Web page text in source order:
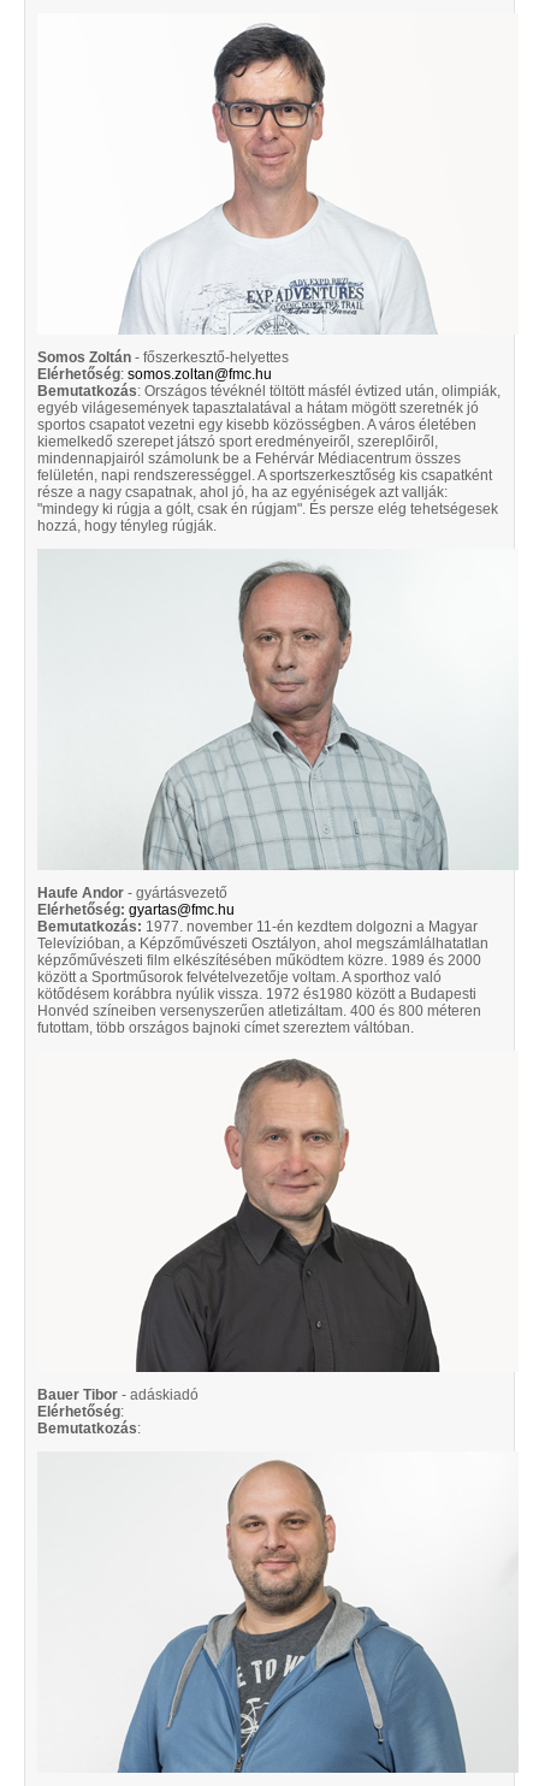
Somos Zoltán - főszerkesztő-helyettes
Elérhetőség: somos.zoltan@fmc.hu
Bemutatkozás: Országos tévéknél töltött másfél évtized után, olimpiák,
egyéb világesemények tapasztalatával a hátam mögött szeretnék jó
sportos csapatot vezetni egy kisebb közösségben. A város életében
kiemelkedő szerepet játszó sport eredményeiről, szereplőiről,
mindennapjairól számolunk be a Fehérvár Médiacentrum összes
felületén, napi rendszerességgel. A sportszerkesztőség kis csapatként
része a nagy csapatnak, ahol jó, ha az egyéniségek azt vallják:
"mindegy ki rúgja a gólt, csak én rúgjam". És persze elég tehetségesek
hozzá, hogy tényleg rúgják.
Haufe Andor - gyártásvezető
Elérhetőség: gyartas@fmc.hu
Bemutatkozás: 1977. november 11-én kezdtem dolgozni a Magyar
Televízióban, a Képzőművészeti Osztályon, ahol megszámlálhatatlan
képzőművészeti film elkészítésében működtem közre. 1989 és 2000
között a Sportműsorok felvételvezetője voltam. A sporthoz való
kötődésem korábbra nyúlik vissza. 1972 és1980 között a Budapesti
Honvéd színeiben versenyszerűen atletizáltam. 400 és 800 méteren
futottam, több országos bajnoki címet szereztem váltóban.
Bauer Tibor - adáskiadó
Elérhetőség:
Bemutatkozás: